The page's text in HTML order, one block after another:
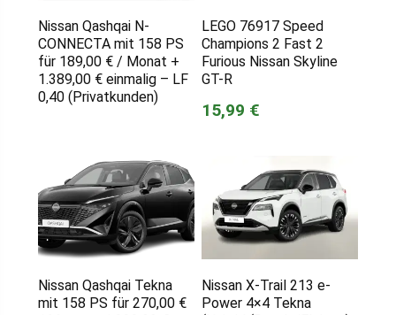
Nissan Qashqai N-
CONNECTA mit 158 PS
für 189,00 € / Monat +
1.389,00 € einmalig – LF
0,40 (Privatkunden)
LEGO 76917 Speed
Champions 2 Fast 2
Furious Nissan Skyline
GT-R
15,99 €
Nissan Qashqai Tekna
mit 158 PS für 270,00 €
Nissan X-Trail 213 e-
Power 4×4 Tekna